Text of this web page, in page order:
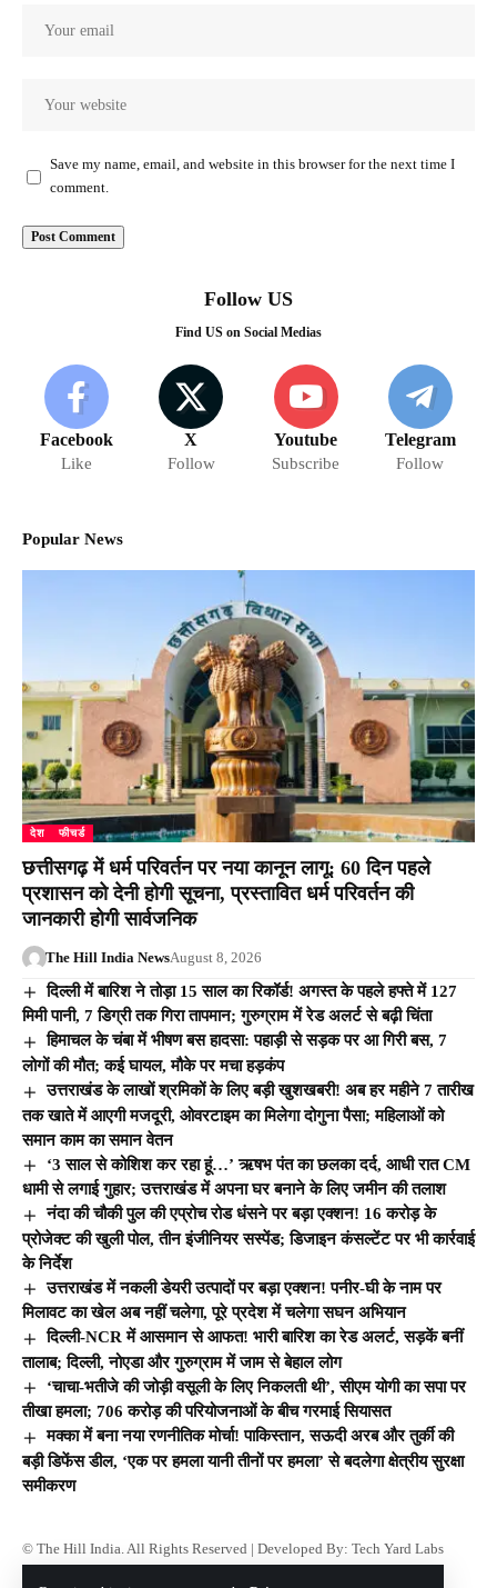
Save my name, email, and website in this browser for the next time I
comment.
Follow US
Find US on Social Medias
Facebook
Like
X
Follow
Youtube
Subscribe
Telegram
Follow
Popular News
देश फीचर्ड
छत्तीसगढ़ में धर्म परिवर्तन पर नया कानून लागू: 60 दिन पहले
प्रशासन को देनी होगी सूचना, प्रस्तावित धर्म परिवर्तन की
जानकारी होगी सार्वजनिक
The Hill India NewsAugust 8, 2026
दिल्ली में बारिश ने तोड़ा 15 साल का रिकॉर्ड! अगस्त के पहले हफ्ते में 127
मिमी पानी, 7 डिग्री तक गिरा तापमान; गुरुग्राम में रेड अलर्ट से बढ़ी चिंता
हिमाचल के चंबा में भीषण बस हादसा: पहाड़ी से सड़क पर आ गिरी बस, 7
लोगों की मौत; कई घायल, मौके पर मचा हड़कंप
उत्तराखंड के लाखों श्रमिकों के लिए बड़ी खुशखबरी! अब हर महीने 7 तारीख
तक खाते में आएगी मजदूरी, ओवरटाइम का मिलेगा दोगुना पैसा; महिलाओं को
समान काम का समान वेतन
‘3 साल से कोशिश कर रहा हूं…’ ऋषभ पंत का छलका दर्द, आधी रात CM
धामी से लगाई गुहार; उत्तराखंड में अपना घर बनाने के लिए जमीन की तलाश
नंदा की चौकी पुल की एप्रोच रोड धंसने पर बड़ा एक्शन! 16 करोड़ के
प्रोजेक्ट की खुली पोल, तीन इंजीनियर सस्पेंड; डिजाइन कंसल्टेंट पर भी कार्रवाई
के निर्देश
उत्तराखंड में नकली डेयरी उत्पादों पर बड़ा एक्शन! पनीर-घी के नाम पर
मिलावट का खेल अब नहीं चलेगा, पूरे प्रदेश में चलेगा सघन अभियान
दिल्ली-NCR में आसमान से आफत! भारी बारिश का रेड अलर्ट, सड़कें बनीं
तालाब; दिल्ली, नोएडा और गुरुग्राम में जाम से बेहाल लोग
‘चाचा-भतीजे की जोड़ी वसूली के लिए निकलती थी’, सीएम योगी का सपा पर
तीखा हमला; 706 करोड़ की परियोजनाओं के बीच गरमाई सियासत
मक्का में बना नया रणनीतिक मोर्चा! पाकिस्तान, सऊदी अरब और तुर्की की
बड़ी डिफेंस डील, ‘एक पर हमला यानी तीनों पर हमला’ से बदलेगा क्षेत्रीय सुरक्षा
समीकरण
© The Hill India. All Rights Reserved | Developed By: Tech Yard Labs